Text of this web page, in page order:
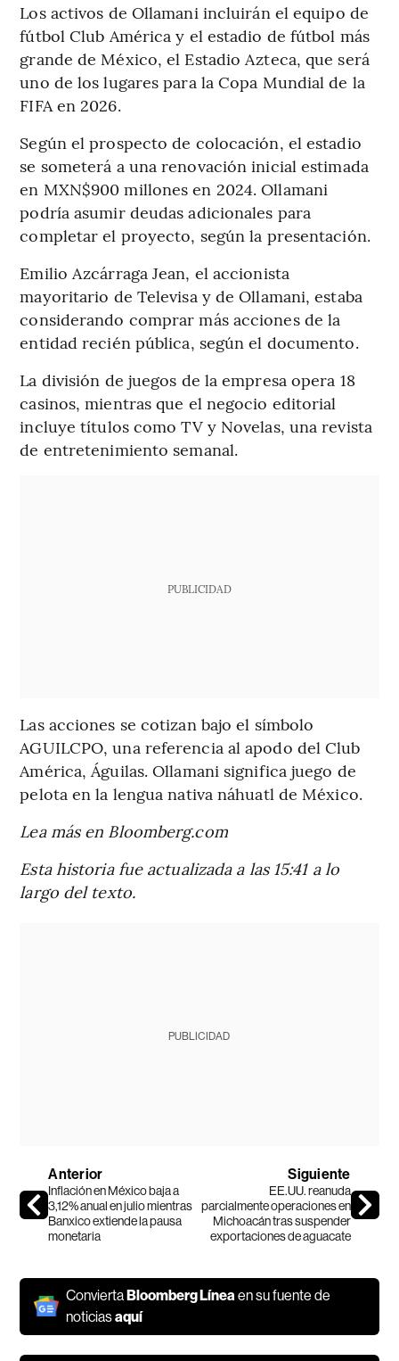
Los activos de Ollamani incluirán el equipo de
fútbol Club América y el estadio de fútbol más
grande de México, el Estadio Azteca, que será
uno de los lugares para la Copa Mundial de la
FIFA en 2026.
Según el prospecto de colocación, el estadio
se someterá a una renovación inicial estimada
en MXN$900 millones en 2024. Ollamani
podría asumir deudas adicionales para
completar el proyecto, según la presentación.
Emilio Azcárraga Jean, el accionista
mayoritario de Televisa y de Ollamani, estaba
considerando comprar más acciones de la
entidad recién pública, según el documento.
La división de juegos de la empresa opera 18
casinos, mientras que el negocio editorial
incluye títulos como TV y Novelas, una revista
de entretenimiento semanal.
PUBLICIDAD
Las acciones se cotizan bajo el símbolo
AGUILCPO, una referencia al apodo del Club
América, Águilas. Ollamani significa juego de
pelota en la lengua nativa náhuatl de México.
Lea más en Bloomberg.com
Esta historia fue actualizada a las 15:41 a lo
largo del texto.
PUBLICIDAD
Anterior
Inflación en México baja a
3,12% anual en julio mientras
Banxico extiende la pausa
monetaria
Siguiente
EE.UU. reanuda
parcialmente operaciones en
Michoacán tras suspender
exportaciones de aguacate
ConviertaBloomberg Línea en su fuente de
noticiasaquí